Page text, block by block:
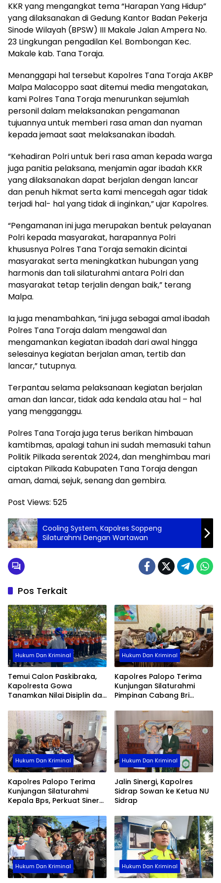
KKR yang mengangkat tema “Harapan Yang Hidup”
yang dilaksanakan di Gedung Kantor Badan Pekerja
Sinode Wilayah (BPSW) III Makale Jalan Ampera No.
23 Lingkungan pengadilan Kel. Bombongan Kec.
Makale kab. Tana Toraja.
Menanggapi hal tersebut Kapolres Tana Toraja AKBP
Malpa Malacoppo saat ditemui media mengatakan,
kami Polres Tana Toraja menurunkan sejumlah
personil dalam melaksanakan pengamanan
tujuannya untuk memberi rasa aman dan nyaman
kepada jemaat saat melaksanakan ibadah.
“Kehadiran Polri untuk beri rasa aman kepada warga
juga panitia pelaksana, menjamin agar ibadah KKR
yang dilaksanakan dapat berjalan dengan lancar
dan penuh hikmat serta kami mencegah agar tidak
terjadi hal- hal yang tidak di inginkan,” ujar Kapolres.
“Pengamanan ini juga merupakan bentuk pelayanan
Polri kepada masyarakat, harapannya Polri
khususnya Polres Tana Toraja semakin dicintai
masyarakat serta meningkatkan hubungan yang
harmonis dan tali silaturahmi antara Polri dan
masyarakat tetap terjalin dengan baik,” terang
Malpa.
Ia juga menambahkan, “ini juga sebagai amal ibadah
Polres Tana Toraja dalam mengawal dan
mengamankan kegiatan ibadah dari awal hingga
selesainya kegiatan berjalan aman, tertib dan
lancar,” tutupnya.
Terpantau selama pelaksanaan kegiatan berjalan
aman dan lancar, tidak ada kendala atau hal – hal
yang mengganggu.
Polres Tana Toraja juga terus berikan himbauan
kamtibmas, apalagi tahun ini sudah memasuki tahun
Politik Pilkada serentak 2024, dan menghimbau mari
ciptakan Pilkada Kabupaten Tana Toraja dengan
aman, damai, sejuk, senang dan gembira.
Post Views: 525
Cooling System, Kapolres Soppeng
Silaturahmi Dengan Wartawan
Pos Terkait
Hukum Dan Kriminal
Temui Calon Paskibraka,
Kapolresta Gowa
Tanamkan Nilai Disiplin dan
Hukum Dan Kriminal
Kapolres Palopo Terima
Kunjungan Silaturahmi
Pimpinan Cabang Bri
Hukum Dan Kriminal
Kapolres Palopo Terima
Kunjungan Silaturahmi
Kepala Bps, Perkuat Sinergi
Hukum Dan Kriminal
Jalin Sinergi, Kapolres
Sidrap Sowan ke Ketua NU
Sidrap
Hukum Dan Kriminal Hukum Dan Kriminal